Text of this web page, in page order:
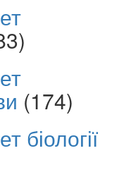
(174)
біології